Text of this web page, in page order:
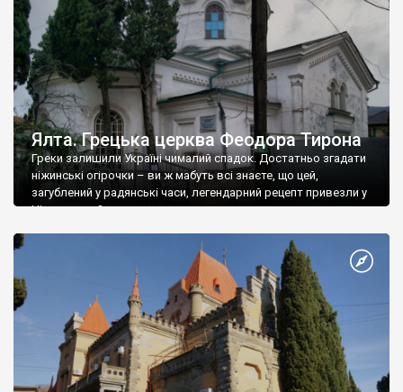
Ялта. Грецька церква Феодора Тирона
Греки залишили Україні чималий спадок. Достатньо згадати
ніжинські огірочки – ви ж мабуть всі знаєте, що цей,
загублений у радянські часи, легендарний рецепт привезли у
Ніжин греки?